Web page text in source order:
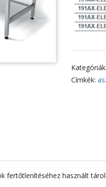
Kategóriák:
Címkék:
fertőtlenítéséhez használt